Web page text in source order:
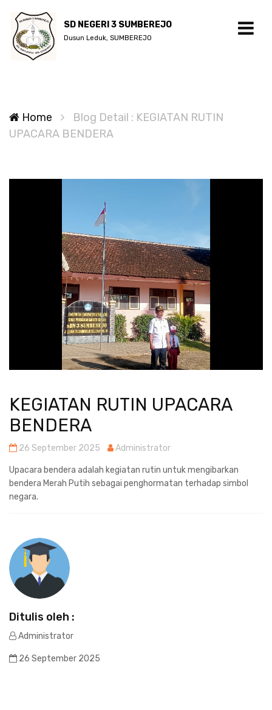
SD NEGERI 3 SUMBEREJO
Dusun Leduk, SUMBEREJO
Home
Blog Detail : KEGIATAN RUTIN
UPACARA BENDERA
KEGIATAN RUTIN UPACARA
BENDERA
26 September 2025 Administrator
Upacara bendera adalah kegiatan rutin untuk mengibarkan
bendera Merah Putih sebagai penghormatan terhadap simbol
negara.
Ditulis oleh :
Administrator
26 September 2025